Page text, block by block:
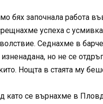
бях започнала работа
успеха с
Седнахме в
но не се
Нощта в стаята му
като се върнахме в